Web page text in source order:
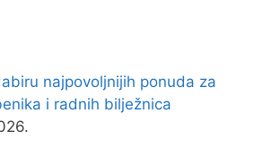
najpovoljnijih ponuda za
i radnih bilježnica